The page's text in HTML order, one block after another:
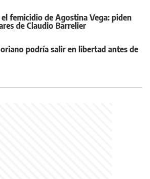
femicidio de Agostina Vega: piden
de Claudio Barrelier
podría salir en libertad antes de